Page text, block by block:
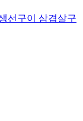
선구이 삼겹살구